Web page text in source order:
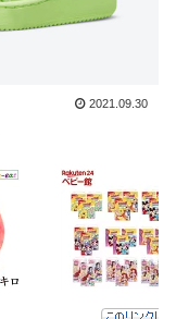
2021.09.30